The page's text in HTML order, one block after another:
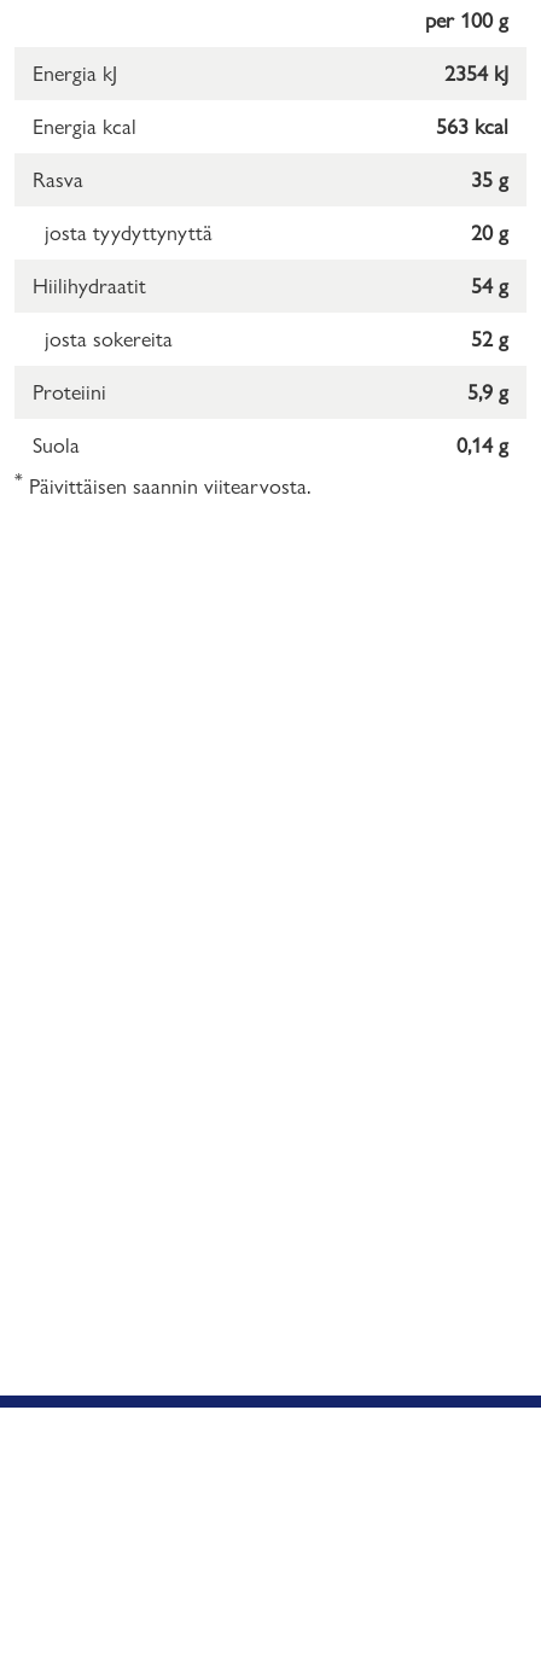
per 100 g
Energia kJ 2354 kJ
Energia kcal 563 kcal
Rasva 35 g
josta tyydyttynyttä 20 g
Hiilihydraatit 54 g
josta sokereita 52 g
Proteiini 5,9 g
Suola 0,14 g
* Päivittäisen saannin viitearvosta.